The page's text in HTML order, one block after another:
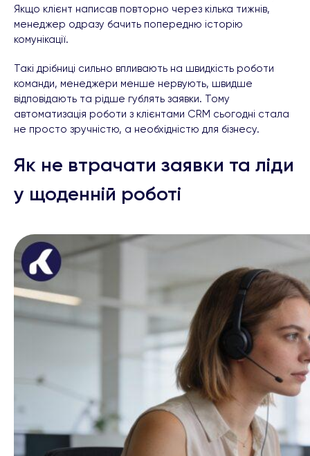
Якщо клієнт написав повторно через кілька тижнів,
менеджер одразу бачить попередню історію
комунікації.
Такі дрібниці сильно впливають на швидкість роботи
команди, менеджери менше нервують, швидше
відповідають та рідше гублять заявки. Тому
автоматизація роботи з клієнтами CRM сьогодні стала
не просто зручністю, а необхідністю для бізнесу.
Як не втрачати заявки та ліди
у щоденній роботі